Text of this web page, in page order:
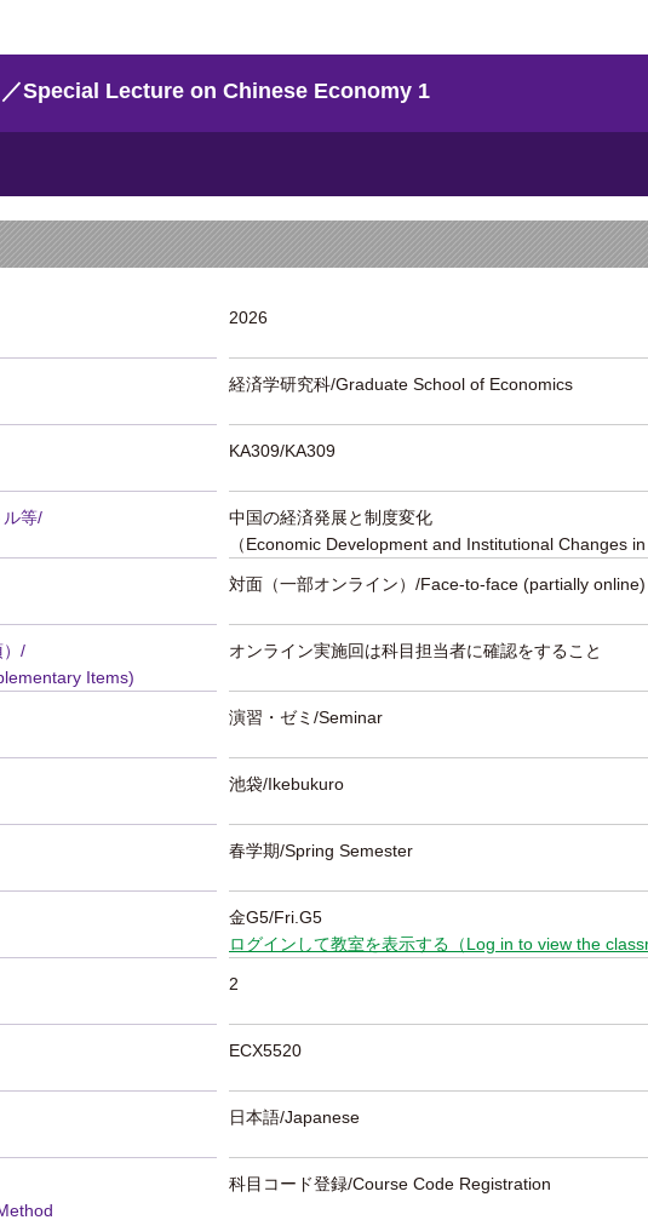
／Special Lecture on Chinese Economy 1
2026
経済学研究科/Graduate School of Economics
KA309/KA309
ル等/
中国の経済発展と制度変化
（Economic Development and Institutional Changes in
対面（一部オンライン）/Face-to-face (partially online)
）/
Items)
オンライン実施回は科目担当者に確認をすること
演習・ゼミ/Seminar
池袋/Ikebukuro
春学期/Spring Semester
金G5/Fri.G5
ログインして教室を表示する（Log in to view the
2
ECX5520
日本語/Japanese
科目コード登録/Course Code Registration